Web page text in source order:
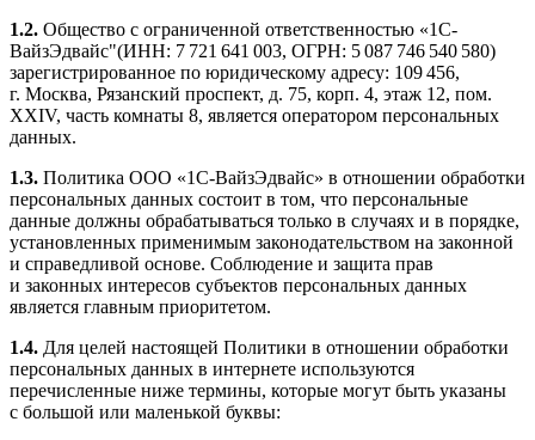
1.2. Общество с ограниченной ответственностью «1С-
ВайзЭдвайс"(ИНН: 7 721 641 003, ОГРН: 5 087 746 540 580)
зарегистрированное по юридическому адресу: 109 456,
г. Москва, Рязанский проспект, д. 75, корп. 4, этаж 12, пом.
XXIV, часть комнаты 8, является оператором персональных
данных.
1.3. Политика ООО «1С-ВайзЭдвайс» в отношении обработки
персональных данных состоит в том, что персональные
данные должны обрабатываться только в случаях и в порядке,
установленных применимым законодательством на законной
и справедливой основе. Соблюдение и защита прав
и законных интересов субъектов персональных данных
является главным приоритетом.
1.4. Для целей настоящей Политики в отношении обработки
персональных данных в интернете используются
перечисленные ниже термины, которые могут быть указаны
с большой или маленькой буквы: